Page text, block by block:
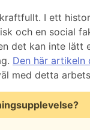
I ett
och en social
det kan inte
Den här artikeln
med detta